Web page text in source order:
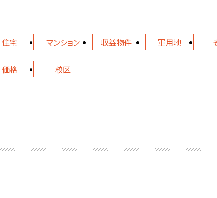
住宅 マンション 収益物件 軍用地
価格 校区